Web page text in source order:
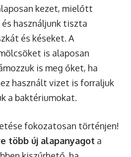
kezet, mielőtt
használjunk tiszta
és késeket. A
is alaposan
is meg őket, ha
használt vizet is forraljuk
a baktériumokat.
fokozatosan történjen!
több új alapanyagot a